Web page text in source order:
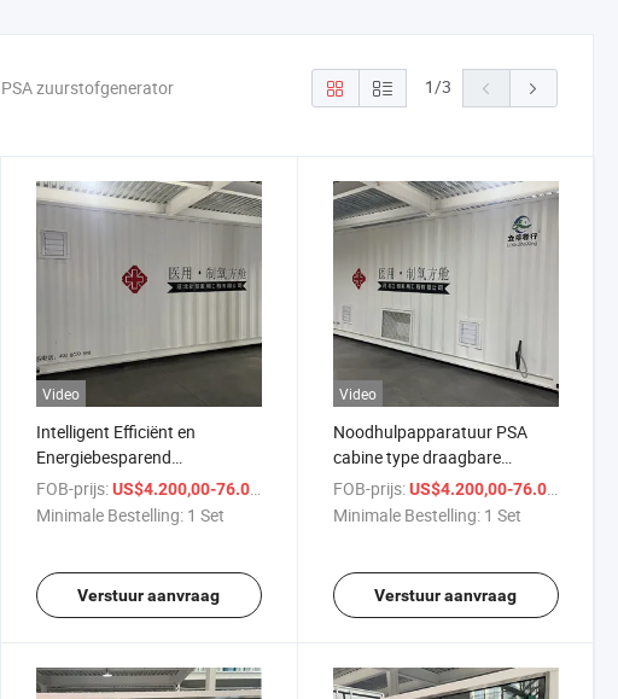
zuurstofgenerator
1/3
Video
Intelligent Efficiënt en
Energiebesparend
Productiesysteem Psa Cabine
Zuurstof
FOB-prijs: US$4.200,00-76.000,00
Minimale Bestelling: 1 Set
Verstuur aanvraag
Video
Noodhulpapparatuur PSA
cabine type draagbare
zuurstofgenerator
FOB-prijs: US$4.200,00-76.000,00
Minimale Bestelling: 1 Set
Verstuur aanvraag